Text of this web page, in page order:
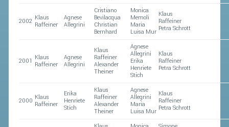
2002 Klaus
Raffeiner
Agnese
Allegrini
Cristiano
Bevilacqua
Christian
Bernhard
Monica
Memoli
Maria
Luisa Mur
Klaus
Raffeiner
Petra Schrott
2001 Klaus
Raffeiner
Agnese
Allegrini
Klaus
Raffeiner
Alexander
Theiner
Agnese
Allegrini
Erika
Henriete
Stich
Klaus
Raffeiner
Petra Schrott
2000 Klaus
Raffeiner
Erika
Henriete
Stich
Klaus
Raffeiner
Alexander
Theiner
Agnese
Allegrini
Maria
Luisa Mur
Klaus
Raffeiner
Petra Schrott